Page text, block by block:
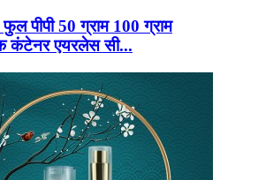
पीपी 50 ग्राम 100 ग्राम
कंटेनर एयरलेस सी...